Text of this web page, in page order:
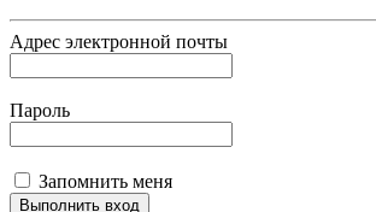
Адрес электронной почты
Пароль
Запомнить меня